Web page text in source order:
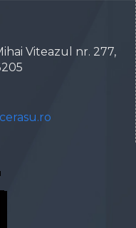
Viteazul nr. 277,